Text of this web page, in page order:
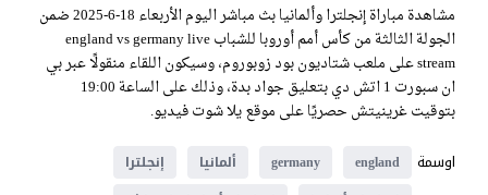
مشاهدة مباراة إنجلترا وألمانيا بث مباشر اليوم الأربعاء 18-6-2025 ضمن
الجولة الثالثة من كأس أمم أوروبا للشباب england vs germany live
stream على ملعب شتاديون بود زوبوروم، وسيكون اللقاء منقولًا عبر بي
ان سبورت 1 اتش دي بتعليق جواد بدة، وذلك على الساعة 19:00
بتوقيت غرينيتش حصريًا على موقع يلا شوت فيديو.
اوسمة
england
germany ألمانيا
إنجلترا